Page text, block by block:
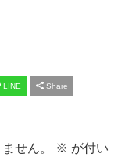
LINE Share
せん。 ※ が付い